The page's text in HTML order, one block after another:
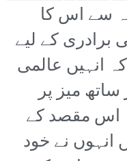
سے اس کا
برادری کے لیے
کہ انہیں عالمی
میز پر
اس مقصد کے
انہوں نے خود